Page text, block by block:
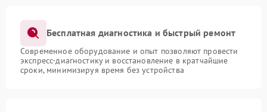
Бесплатная диагностика и быстрый ремонт
Современное оборудование и опыт позволяют провести
экспресс-диагностику и восстановление в кратчайшие
сроки, минимизируя время без устройства